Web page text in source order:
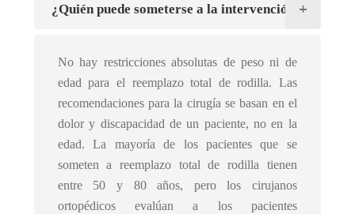
¿Quién puede someterse a la intervención?
No hay restricciones absolutas de peso ni de
edad para el reemplazo total de rodilla. Las
recomendaciones para la cirugía se basan en el
dolor y discapacidad de un paciente, no en la
edad. La mayoría de los pacientes que se
someten a reemplazo total de rodilla tienen
entre 50 y 80 años, pero los cirujanos
ortopédicos evalúan a los pacientes